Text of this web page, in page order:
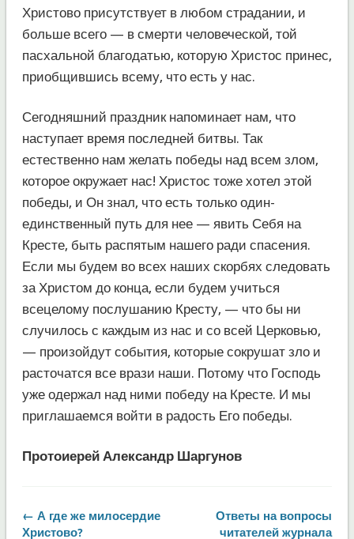
Христово присутствует в любом страдании, и
больше всего — в смерти человеческой, той
пасхальной благодатью, которую Христос принес,
приобщившись всему, что есть у нас.
Сегодняшний праздник напоминает нам, что
наступает время последней битвы. Так
естественно нам желать победы над всем злом,
которое окружает нас! Христос тоже хотел этой
победы, и Он знал, что есть только один-
единственный путь для нее — явить Себя на
Кресте, быть распятым нашего ради спасения.
Если мы будем во всех наших скорбях следовать
за Христом до конца, если будем учиться
всецелому послушанию Кресту, — что бы ни
случилось с каждым из нас и со всей Церковью,
— произойдут события, которые сокрушат зло и
расточатся все врази наши. Потому что Господь
уже одержал над ними победу на Кресте. И мы
приглашаемся войти в радость Его победы.
Протоиерей Александр Шаргунов
← А где же милосердие
Христово?
Ответы на вопросы
читателей журнала